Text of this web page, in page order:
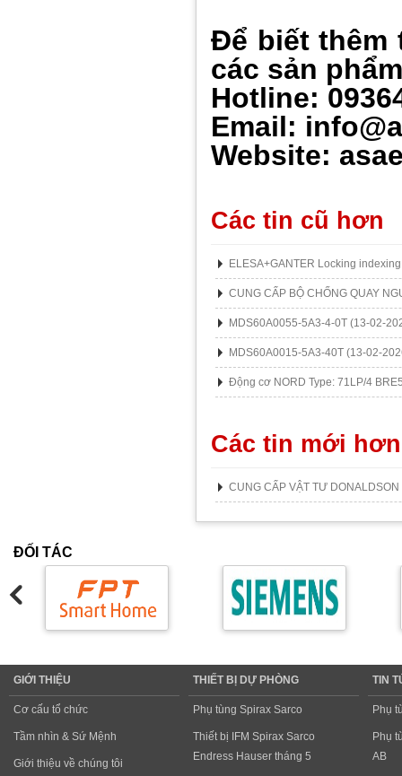
Để biết thêm
các sản phẩm
Hotline:
Email:
Website:
Các tin cũ hơn
ELESA+GANTER Locking
CUNG CẤP BỘ CHỐNG QUAY
MDS60A0055-5A3-4-0T (13-02-
MDS60A0015-5A3-40T (13-02-
Động cơ NORD Type: 71LP/4
Các tin mới hơn
CUNG CẤP VẬT TƯ DONALDSON
ĐỐI TÁC
GIỚI THIỆU
Cơ cấu tổ chức
Tầm nhìn & Sứ Mệnh
Giới thiệu về chúng tôi
THIẾT BỊ DỰ PHÒNG
Phụ tùng Spirax Sarco
Thiết bị IFM Spirax Sarco
Endress Hauser tháng 5
TIN
Phụ
Phụ
AB